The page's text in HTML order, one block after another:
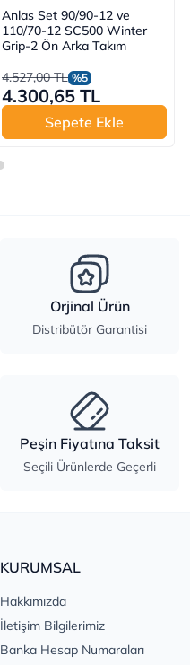
Anlas Set 90/90-12 ve
110/70-12 SC500 Winter
Grip-2 Ön Arka Takım
4.527,00 TL %5
4.300,65 TL
Sepete Ekle
Orjinal Ürün
Distribütör Garantisi
Peşin Fiyatına Taksit
Seçili Ürünlerde Geçerli
KURUMSAL
Hakkımızda
İletişim Bilgilerimiz
Banka Hesap Numaraları